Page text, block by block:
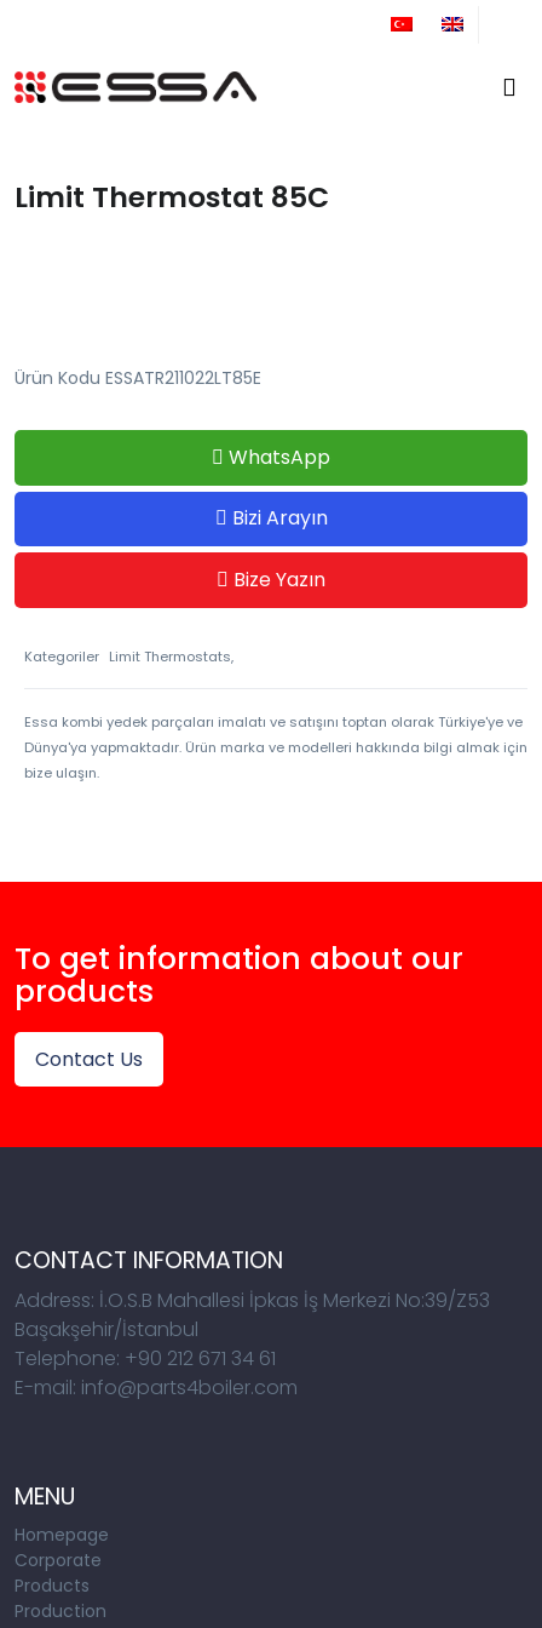
Limit Thermostat 85C
Ürün Kodu ESSATR211022LT85E
WhatsApp
Bizi Arayın
Bize Yazın
Kategoriler Limit Thermostats,
Essa kombi yedek parçaları imalatı ve satışını toptan olarak Türkiye'ye ve
Dünya'ya yapmaktadır. Ürün marka ve modelleri hakkında bilgi almak için
bize ulaşın.
To get information about our
products
Contact Us
CONTACT INFORMATION
Address: İ.O.S.B Mahallesi İpkas İş Merkezi No:39/Z53
Başakşehir/İstanbul
Telephone: +90 212 671 34 61
E-mail: info@parts4boiler.com
MENU
Homepage
Corporate
Products
Production